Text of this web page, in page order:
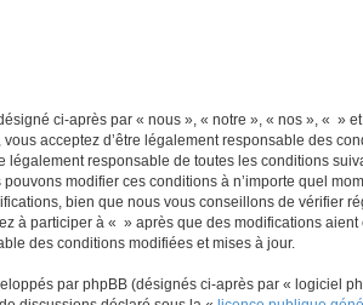
ci-après par « nous », « notre », « nos », « »
vous acceptez d’être légalement responsable des
légalement responsable de toutes les conditions
modifier ces conditions à n’importe quel
bien que nous vous conseillons de vérifier
à participer à « » après que des modifications aient
des conditions modifiées et mises à jour.
par phpBB (désignés ci-après par « logiciel